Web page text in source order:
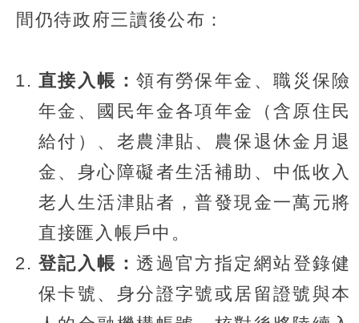
間仍待政府三讀後公布：
直接入帳：領有勞保年金、職災保險
年金、國民年金各項年金（含原住民
給付）、老農津貼、農保退休金月退
金、身心障礙者生活補助、中低收入
老人生活津貼者，普發現金一萬元將
直接匯入帳戶中。
登記入帳：透過官方指定網站登錄健
保卡號、身分證字號或居留證號與本